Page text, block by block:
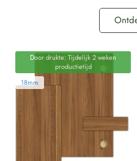
Door drukte: Tijdelijk 2 weken
productietijd
18mm